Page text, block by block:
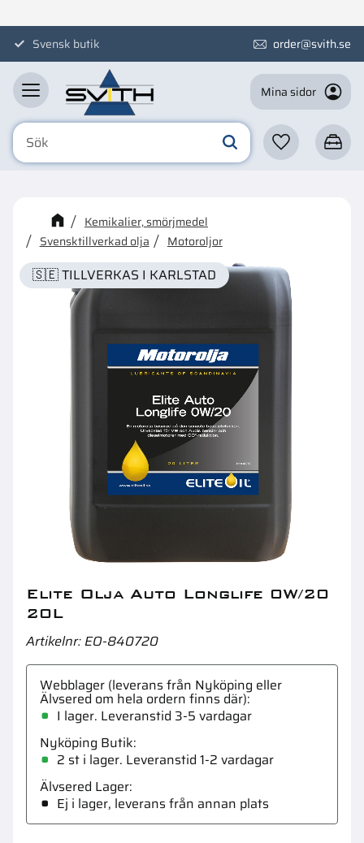
MenySvensk butik order@svith.se
Mina sidor
Favoriter
Kanske någon av dessa
produkter kan intressera dig?
Elite Olja Outboard 2-taktsolja 1L
Kemikalier, smörjmedel
Svensktillverkad olja
Motoroljor
🇸🇪 TILLVERKAS I KARLSTAD
Elite Olja Auto Longlife 0W/20
20L
Artikelnr EO-840720
Webblager (leverans från Nyköping eller
Älvsered om hela ordern finns där)
I lager. Leveranstid 3-5 vardagar
Nyköping Butik
2 st i lager
Älvsered Lager
Ej i lager, leverans från annan plats